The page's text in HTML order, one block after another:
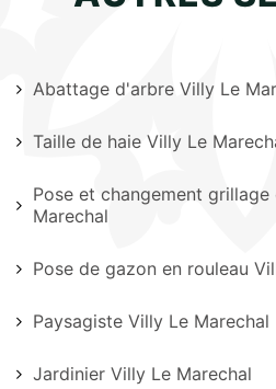
Abattage d'arbre Villy Le
Taille de haie Villy Le
Pose et changement
Marechal
Pose de gazon en rouleau
Paysagiste Villy Le Marechal
Jardinier Villy Le Marechal